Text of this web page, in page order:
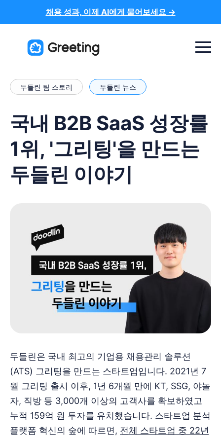
채용 성과, 이제 AI에게 물어보세요 →
Menu
두들린 팀 스토리 두들린 뉴스
국내 B2B SaaS 성장률
1위, '그리팅'을 만드는
두들린 이야기
두들린은 국내 최고의 기업용 채용관리 솔루션
(ATS) 그리팅을 만드는 스타트업입니다. 2021년 7
월 그리팅 출시 이후, 1년 6개월 만에 KT, SSG, 야놀
자, 직방 등 3,000개 이상의 고객사를 확보하였고
누적 159억 원 투자를 유치했습니다. 스타트업 분석
플랫폼 혁신의 숲에 따르면, 전체 스타트업 중 22년